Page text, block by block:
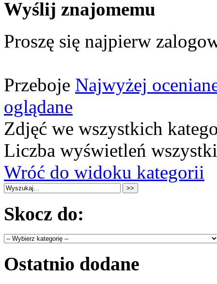
Wyślij znajomemu
Proszę się najpierw
Przeboje Najwyżej
oglądane
Zdjęć we wszystkich
Liczba wyświetleń
Wróć do widoku kategorii
Skocz do:
Ostatnio dodane